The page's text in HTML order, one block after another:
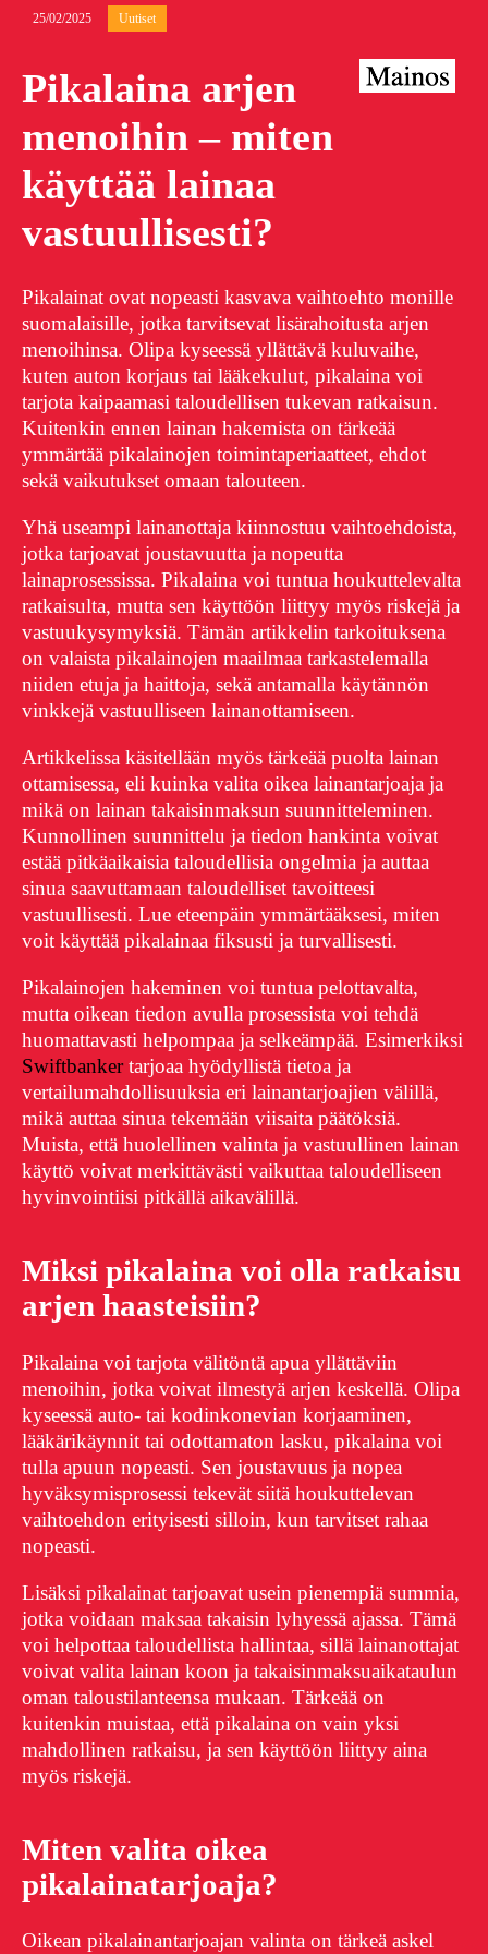
25/02/2025 Uutiset
Pikalaina arjen
menoihin – miten
käyttää lainaa
vastuullisesti?
Pikalainat ovat nopeasti kasvava vaihtoehto monille
suomalaisille, jotka tarvitsevat lisärahoitusta arjen
menoihinsa. Olipa kyseessä yllättävä kuluvaihe,
kuten auton korjaus tai lääkekulut, pikalaina voi
tarjota kaipaamasi taloudellisen tukevan ratkaisun.
Kuitenkin ennen lainan hakemista on tärkeää
ymmärtää pikalainojen toimintaperiaatteet, ehdot
sekä vaikutukset omaan talouteen.
Yhä useampi lainanottaja kiinnostuu vaihtoehdoista,
jotka tarjoavat joustavuutta ja nopeutta
lainaprosessissa. Pikalaina voi tuntua houkuttelevalta
ratkaisulta, mutta sen käyttöön liittyy myös riskejä ja
vastuukysymyksiä. Tämän artikkelin tarkoituksena
on valaista pikalainojen maailmaa tarkastelemalla
niiden etuja ja haittoja, sekä antamalla käytännön
vinkkejä vastuulliseen lainanottamiseen.
Artikkelissa käsitellään myös tärkeää puolta lainan
ottamisessa, eli kuinka valita oikea lainantarjoaja ja
mikä on lainan takaisinmaksun suunnitteleminen.
Kunnollinen suunnittelu ja tiedon hankinta voivat
estää pitkäaikaisia taloudellisia ongelmia ja auttaa
sinua saavuttamaan taloudelliset tavoitteesi
vastuullisesti. Lue eteenpäin ymmärtääksesi, miten
voit käyttää pikalainaa fiksusti ja turvallisesti.
Pikalainojen hakeminen voi tuntua pelottavalta,
mutta oikean tiedon avulla prosessista voi tehdä
huomattavasti helpompaa ja selkeämpää. Esimerkiksi
Swiftbankertarjoaa hyödyllistä tietoa ja
vertailumahdollisuuksia eri lainantarjoajien välillä,
mikä auttaa sinua tekemään viisaita päätöksiä.
Muista, että huolellinen valinta ja vastuullinen lainan
käyttö voivat merkittävästi vaikuttaa taloudelliseen
hyvinvointiisi pitkällä aikavälillä.
Miksi pikalaina voi olla ratkaisu
arjen haasteisiin?
Pikalaina voi tarjota välitöntä apua yllättäviin
menoihin, jotka voivat ilmestyä arjen keskellä. Olipa
kyseessä auto- tai kodinkonevian korjaaminen,
lääkärikäynnit tai odottamaton lasku, pikalaina voi
tulla apuun nopeasti. Sen joustavuus ja nopea
hyväksymisprosessi tekevät siitä houkuttelevan
vaihtoehdon erityisesti silloin, kun tarvitset rahaa
nopeasti.
Lisäksi pikalainat tarjoavat usein pienempiä summia,
jotka voidaan maksaa takaisin lyhyessä ajassa. Tämä
voi helpottaa taloudellista hallintaa, sillä lainanottajat
voivat valita lainan koon ja takaisinmaksuaikataulun
oman taloustilanteensa mukaan. Tärkeää on
kuitenkin muistaa, että pikalaina on vain yksi
mahdollinen ratkaisu, ja sen käyttöön liittyy aina
myös riskejä.
Miten valita oikea
pikalainatarjoaja?
Oikean pikalainantarjoajan valinta on tärkeä askel